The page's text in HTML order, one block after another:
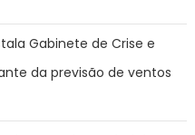
Gabinete de Crise e
da previsão de ventos